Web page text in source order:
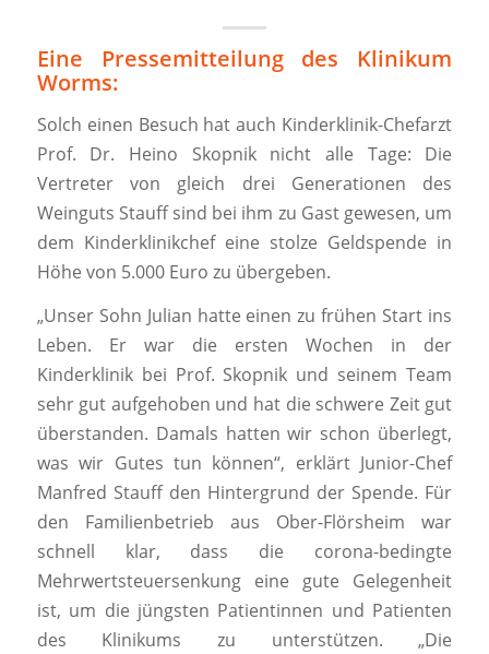
Eine Pressemitteilung des Klinikum
Worms:
Solch einen Besuch hat auch Kinderklinik-Chefarzt
Prof. Dr. Heino Skopnik nicht alle Tage: Die
Vertreter von gleich drei Generationen des
Weinguts Stauff sind bei ihm zu Gast gewesen, um
dem Kinderklinikchef eine stolze Geldspende in
Höhe von 5.000 Euro zu übergeben.
„Unser Sohn Julian hatte einen zu frühen Start ins
Leben. Er war die ersten Wochen in der
Kinderklinik bei Prof. Skopnik und seinem Team
sehr gut aufgehoben und hat die schwere Zeit gut
überstanden. Damals hatten wir schon überlegt,
was wir Gutes tun können“, erklärt Junior-Chef
Manfred Stauff den Hintergrund der Spende. Für
den Familienbetrieb aus Ober-Flörsheim war
schnell klar, dass die corona-bedingte
Mehrwertsteuersenkung eine gute Gelegenheit
ist, um die jüngsten Patientinnen und Patienten
des Klinikums zu unterstützen. „Die